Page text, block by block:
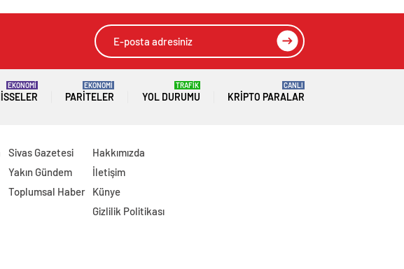
EKONOMİ
PARITELER
EKONOMİ
YOL DURUMU
TRAFİK
KRIPTO PARALAR
CANLI
Sivas Gazetesi
Yakın Gündem
Toplumsal Haber
Hakkımızda
İletişim
Künye
Gizlilik Politikası